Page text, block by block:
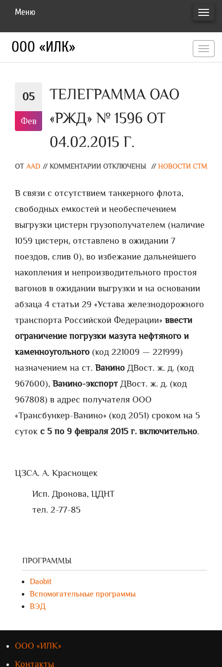
Меню
ООО «ИЛК»
05
Фев
ТЕЛЕГРАММА ОАО
«РЖД» № 1596 ОТ
04.02.2015 Г.
ОТ AAD // КОММЕНТАРИИ ОТКЛЮЧЕНЫ // НОВОСТИ СТМ
В связи с отсутствием танкерного флота,
свободных емкостей и необеспечением
выгрузки цистерн грузополучателем (наличие
1059 цистерн, отставлено в ожидании 7
поездов, слив 0), во избежание дальнейшего
накопления и непроизводительного простоя
вагонов в ожидании выгрузки и на основании
абзаца 4 статьи 29 «Устава железнодорожного
транспорта Российской Федерации» ввести
ограничение погрузки мазута нефтяного и
каменноугольного (код 221009 — 221999)
назначением на ст. Ванино ДВост. ж. д. (код
967600), Ванино-экспорт ДВост. ж. д. (код
967808) в адрес получателя ООО
«Трансбункер-Ванино» (код 2051) сроком на 5
суток с 5 по 9 февраля 2015 г. включительно.
ЦЗСА. А. Краснощек
Исп. Дронова, ЦДНТ
тел. 2-77-85
ПРОГРАММЫ
Daobit
Вспомогательные программы
ВЭД
ООО «ИЛК»
Контакты